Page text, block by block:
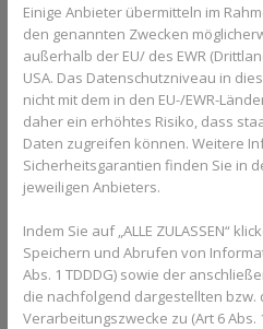
PROPYLHEPTYL CAPRYLATE,
DIPOLYHYDROXYSTEARATE,
MACADAMIA TERNIFOLIA SEED
DIPALMITOYL
PEUCEDANUM GRAVEOLENS
ASCORBYL PALMITATE,
ACID, DISODIUM EDTA,
WAX, GLYCINE SOJA OIL,
GLYCOL, MAGNESIUM
PEG-8, PHENOXYETHANOL, PPG-
DEHYDROACETATE,
Einige Anbieter übermitteln im
den genannten Zwecken
außerhalb der EU/ des EWR
USA. Das Datenschutzniveau in
nicht mit dem in den EU-/EWR-
daher ein erhöhtes Risiko, dass
Daten zugreifen können. Weitere
Sicherheitsgarantien finden Sie in
jeweiligen Anbieters.
Indem Sie auf „ALLE ZULASSEN“
Speichern und Abrufen von
Abs. 1 TDDDG) sowie der
die nachfolgend dargestellten
Verarbeitungszwecke zu (Art 6 Abs.